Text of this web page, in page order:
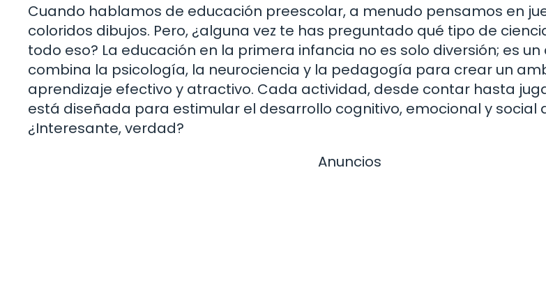
Cuando hablamos de educación preescolar, a menudo pensamos en
coloridos dibujos. Pero, ¿alguna vez te has preguntado qué tipo de
todo eso? La educación en la primera infancia no es solo diversión; es
combina la psicología, la neurociencia y la pedagogía para crear un
aprendizaje efectivo y atractivo. Cada actividad, desde contar hasta
está diseñada para estimular el desarrollo cognitivo, emocional y social
¿Interesante, verdad?
Anuncios